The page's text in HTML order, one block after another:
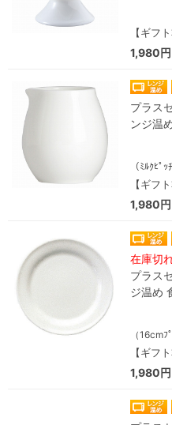
【ギフ
1,980
プラス
ンジ温
（ﾐﾙｸﾋﾟｯ
【ギフ
1,980
在庫切
プラス
ジ温め
（16cmﾌ
【ギフ
1,980